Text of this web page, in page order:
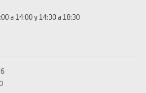
a 14:00 y 14:30 a 18:30